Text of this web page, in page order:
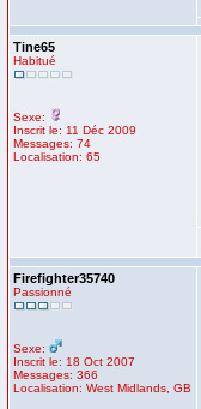
Tine65
Habitué
Sexe:
Inscrit le: 11 Déc 2009
Messages: 74
Localisation: 65
Firefighter35740
Passionné
Sexe:
Inscrit le: 18 Oct 2007
Messages: 366
Localisation: West Midlands, GB